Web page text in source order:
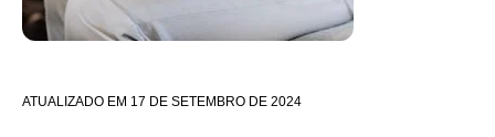
ATUALIZADO EM 17 DE SETEMBRO DE 2024